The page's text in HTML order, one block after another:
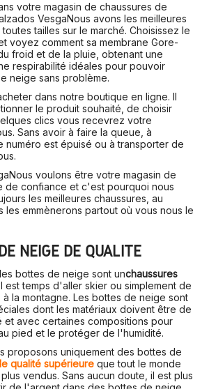
votre magasin de chaussures de
VesgaNous avons les meilleures
tailles sur le marché. Choisissez le
voyez comment sa membrane Gore-
froid et de la pluie, obtenant une
respirabilité idéales pour pouvoir
neige sans problème.
dans notre boutique en ligne. Il
le produit souhaité, de choisir
clics vous recevrez votre
Sans avoir à faire la queue, à
numéro est épuisé ou à transporter de
Nous voulons être votre magasin de
de confiance et c'est pourquoi nous
les meilleures chaussures, au
les emmènerons partout où vous nous le
NEIGE DE QUALITÉ
bottes de neige sont unchaussures
est temps d'aller skier ou simplement de
la montagne. Les bottes de neige sont
dont les matériaux doivent être de
et avec certaines compositions pour
pied et le protéger de l'humidité.
proposons uniquement des bottes de
qualité supérieure que tout le monde
vendus. Sans aucun doute, il est plus